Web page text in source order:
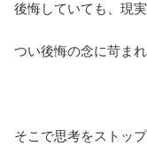
後悔していても、現実
つい後悔の念に苛ま
そこで思考をストッ